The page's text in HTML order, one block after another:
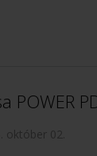
október 02.